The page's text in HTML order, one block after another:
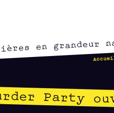
en grandeur
Party